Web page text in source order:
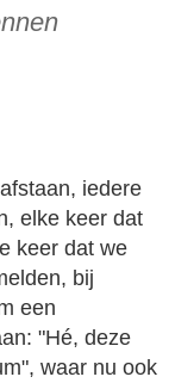
iedere
elke keer dat
keer dat we
bij
een
"Hé, deze
waar nu ook